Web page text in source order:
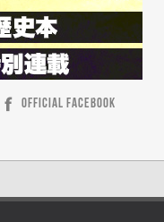
OFFICIAL FACEBOOK